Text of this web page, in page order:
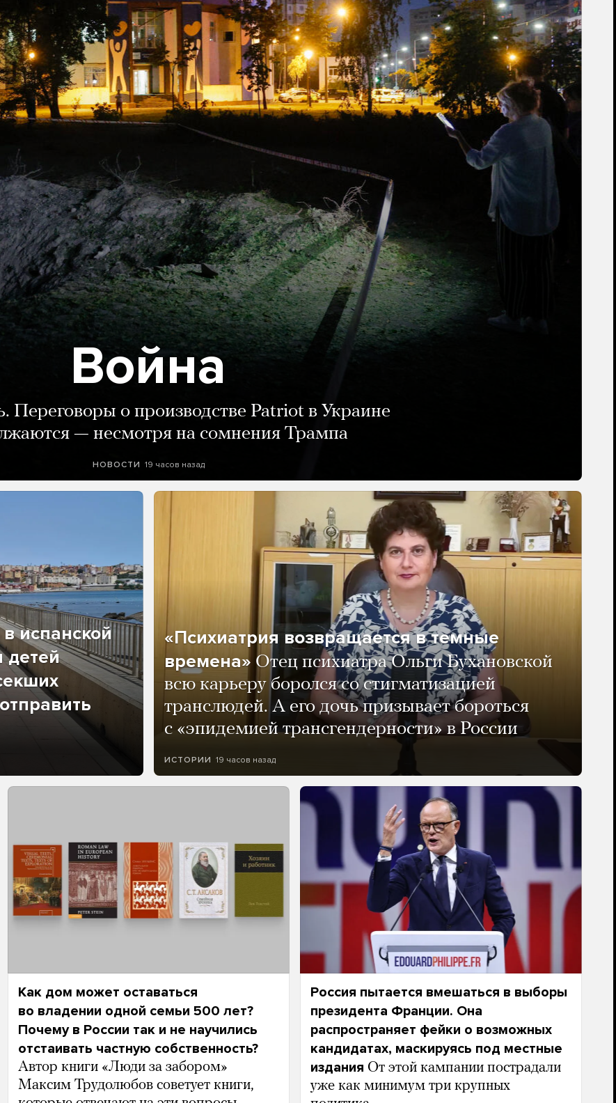
Война
Переговоры о производстве Patriot в Украине
— несмотря на сомнения Трампа
НОВОСТИ 19 часов назад
испанской
детей
«Психиатрия возвращается в темные
времена» Отец психиатра Ольги Бухановской
всю карьеру боролся со стигматизацией
транслюдей. А его дочь призывает бороться
с «эпидемией трансгендерности» в России
ИСТОРИИ 19 часов назад
Как дом может оставаться
во владении одной семьи 500 лет?
Почему в России так и не научились
отстаивать частную собственность?
Автор книги «Люди за забором»
Максим Трудолюбов советует книги,
Россия пытается вмешаться в выборы
президента Франции. Она
распространяет фейки о возможных
кандидатах, маскируясь под местные
издания От этой кампании пострадали
уже как минимум три крупных